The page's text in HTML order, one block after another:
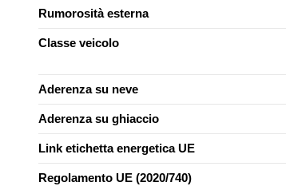
Rumorosità esterna
Classe veicolo
Aderenza su neve
Aderenza su ghiaccio
Link etichetta energetica UE
Regolamento UE (2020/740)